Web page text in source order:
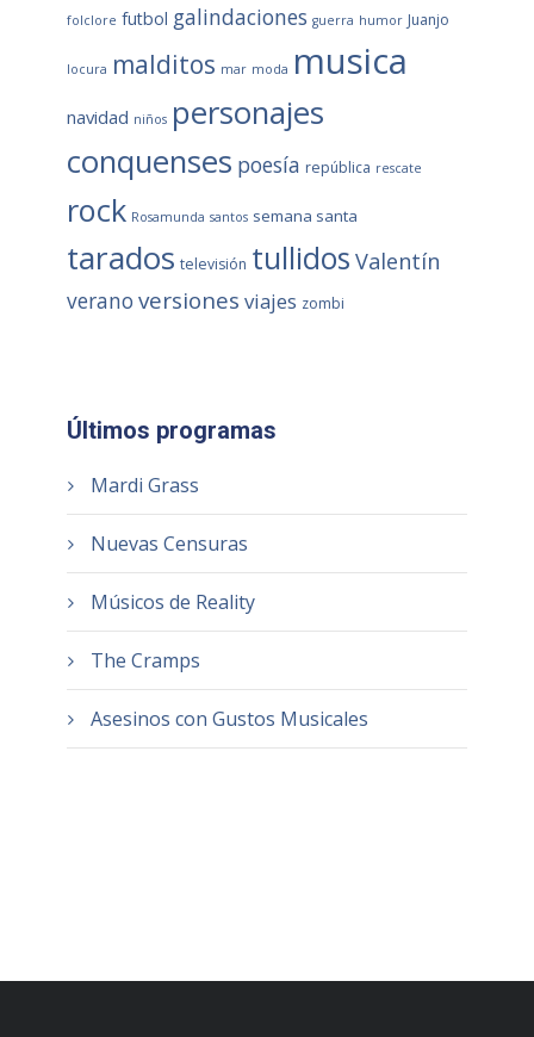
folclore futbol galindaciones guerra humor Juanjo
locura malditos mar moda musica
navidad niños personajes
conquenses poesía república rescate
rock Rosamunda santos semana santa
tarados televisión tullidos Valentín
verano versiones viajes zombi
Últimos programas
Mardi Grass
Nuevas Censuras
Músicos de Reality
The Cramps
Asesinos con Gustos Musicales